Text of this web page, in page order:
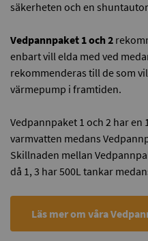
säkerheten och en
Vedpannpaket 1 och 2
enbart vill elda med ved
rekommenderas till de som
värmepump i framtiden.
Vedpannpaket 1 och 2 har
varmvatten medans
Skillnaden mellan
då 1, 3 har 500L tankar
Läs mer om våra